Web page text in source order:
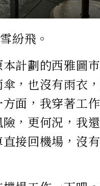
紛飛。
計劃的西雅圖
，也沒有雨衣
面，我穿著工
，更何況，我
接回機場，沒